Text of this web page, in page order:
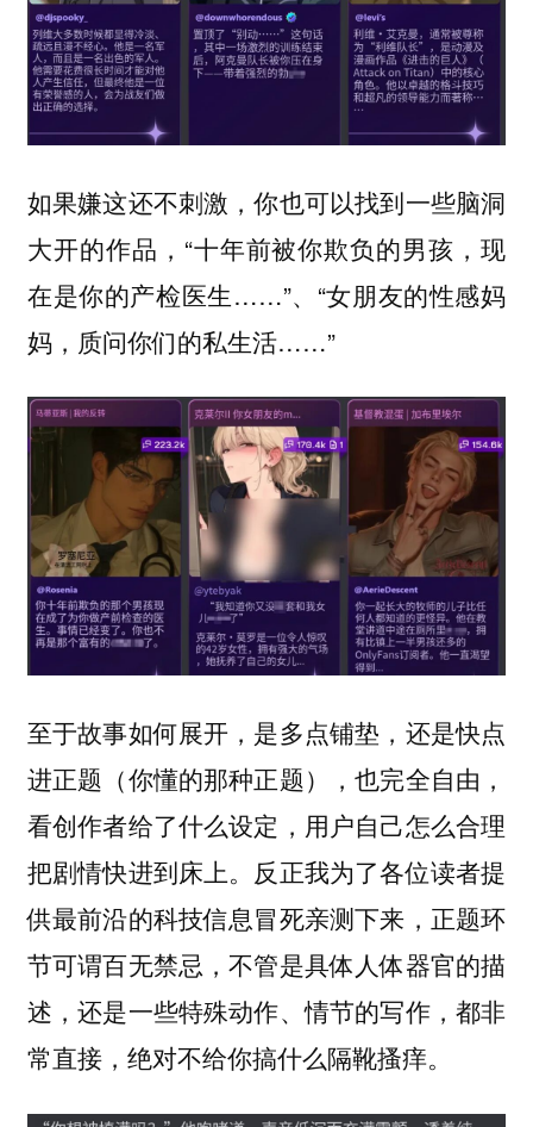
如果嫌这还不刺激，你也可以找到一些脑洞
大开的作品，“十年前被你欺负的男孩，现
在是你的产检医生……”、“女朋友的性感妈
妈，质问你们的私生活……”
至于故事如何展开，是多点铺垫，还是快点
进正题（你懂的那种正题），也完全自由，
看创作者给了什么设定，用户自己怎么合理
把剧情快进到床上。反正我为了各位读者提
供最前沿的科技信息冒死亲测下来，正题环
节可谓百无禁忌，不管是具体人体器官的描
述，还是一些特殊动作、情节的写作，都非
常直接，绝对不给你搞什么隔靴搔痒。